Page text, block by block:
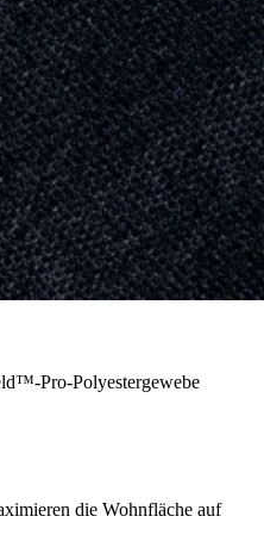
Pro-Polyestergewebe
die Wohnfläche auf